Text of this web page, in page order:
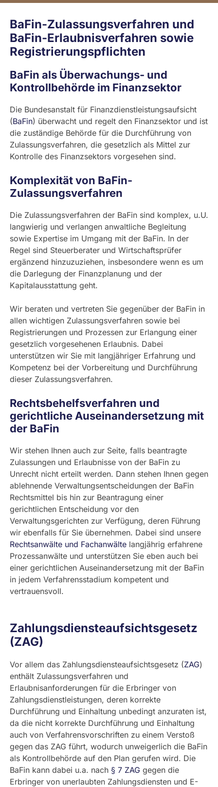
BaFin-Zulassungsverfahren und
BaFin-Erlaubnisverfahren sowie
Registrierungspflichten
BaFin als Überwachungs- und
Kontrollbehörde im Finanzsektor
Die Bundesanstalt für Finanzdienstleistungsaufsicht
(BaFin) überwacht und regelt den Finanzsektor und ist
die zuständige Behörde für die Durchführung von
Zulassungsverfahren, die gesetzlich als Mittel zur
Kontrolle des Finanzsektors vorgesehen sind.
Komplexität von BaFin-
Zulassungsverfahren
Die Zulassungsverfahren der BaFin sind komplex, u.U.
langwierig und verlangen anwaltliche Begleitung
sowie Expertise im Umgang mit der BaFin. In der
Regel sind Steuerberater und Wirtschaftsprüfer
ergänzend hinzuzuziehen, insbesondere wenn es um
die Darlegung der Finanzplanung und der
Kapitalausstattung geht.
Wir beraten und vertreten Sie gegenüber der BaFin in
allen wichtigen Zulassungsverfahren sowie bei
Registrierungen und Prozessen zur Erlangung einer
gesetzlich vorgesehenen Erlaubnis. Dabei
unterstützen wir Sie mit langjähriger Erfahrung und
Kompetenz bei der Vorbereitung und Durchführung
dieser Zulassungsverfahren.
Rechtsbehelfsverfahren und
gerichtliche Auseinandersetzung mit
der BaFin
Wir stehen Ihnen auch zur Seite, falls beantragte
Zulassungen und Erlaubnisse von der BaFin zu
Unrecht nicht erteilt werden. Dann stehen Ihnen gegen
ablehnende Verwaltungsentscheidungen der BaFin
Rechtsmittel bis hin zur Beantragung einer
gerichtlichen Entscheidung vor den
Verwaltungsgerichten zur Verfügung, deren Führung
wir ebenfalls für Sie übernehmen. Dabei sind unsere
Rechtsanwälte und Fachanwälte langjährig erfahrene
Prozessanwälte und unterstützen Sie eben auch bei
einer gerichtlichen Auseinandersetzung mit der BaFin
in jedem Verfahrensstadium kompetent und
vertrauensvoll.
Zahlungsdiensteaufsichtsgesetz
(ZAG)
Vor allem das Zahlungsdiensteaufsichtsgesetz (ZAG)
enthält Zulassungsverfahren und
Erlaubnisanforderungen für die Erbringer von
Zahlungsdienstleistungen, deren korrekte
Durchführung und Einhaltung unbedingt anzuraten ist,
da die nicht korrekte Durchführung und Einhaltung
auch von Verfahrensvorschriften zu einem Verstoß
gegen das ZAG führt, wodurch unweigerlich die BaFin
als Kontrollbehörde auf den Plan gerufen wird. Die
BaFin kann dabei u.a. nach § 7 ZAG gegen die
Erbringer von unerlaubten Zahlungsdiensten und E-